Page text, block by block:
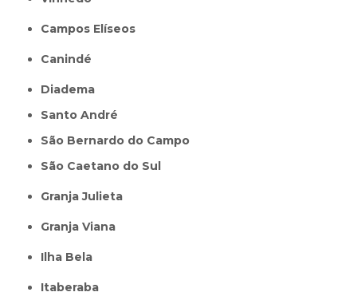
Campos Elíseos
Canindé
Diadema
Santo André
São Bernardo do Campo
São Caetano do Sul
Granja Julieta
Granja Viana
Ilha Bela
Itaberaba